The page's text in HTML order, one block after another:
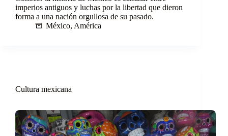
imperios antiguos y luchas por la libertad que dieron
forma a una nación orgullosa de su pasado.
México, América
Cultura mexicana